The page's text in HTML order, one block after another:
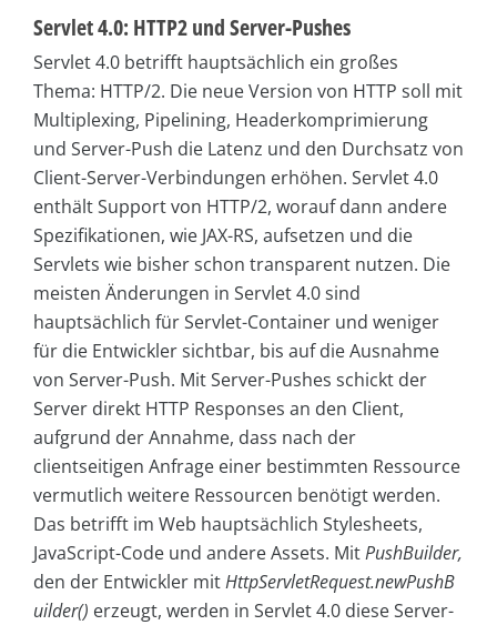
Servlet 4.0: HTTP2 und Server-Pushes
Servlet 4.0 betrifft hauptsächlich ein großes
Thema: HTTP/2. Die neue Version von HTTP soll mit
Multiplexing, Pipelining, Headerkomprimierung
und Server-Push die Latenz und den Durchsatz von
Client-Server-Verbindungen erhöhen. Servlet 4.0
enthält Support von HTTP/2, worauf dann andere
Spezifikationen, wie JAX-RS, aufsetzen und die
Servlets wie bisher schon transparent nutzen. Die
meisten Änderungen in Servlet 4.0 sind
hauptsächlich für Servlet-Container und weniger
für die Entwickler sichtbar, bis auf die Ausnahme
von Server-Push. Mit Server-Pushes schickt der
Server direkt HTTP Responses an den Client,
aufgrund der Annahme, dass nach der
clientseitigen Anfrage einer bestimmten Ressource
vermutlich weitere Ressourcen benötigt werden.
Das betrifft im Web hauptsächlich Stylesheets,
JavaScript-Code und andere Assets. MitPushBuilder,
den der Entwickler mitHttpServletRequest.newPushB
uilder() erzeugt, werden in Servlet 4.0 diese Server-